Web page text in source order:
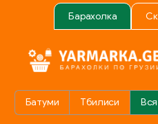
Барахолка
Батуми Тбилиси Вся